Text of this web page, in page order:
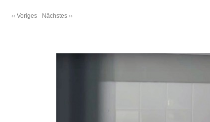
‹‹ Voriges Nächstes ››